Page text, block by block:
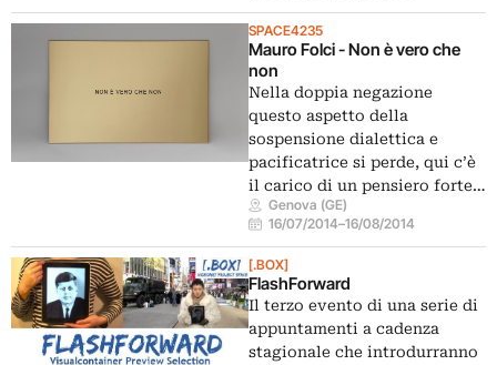
SPACE4235
Mauro Folci - Non è vero che
non
Nella doppia negazione
questo aspetto della
sospensione dialettica e
pacificatrice si perde, qui c’è
il carico di un pensiero forte…
Genova (GE)
16/07/2014–16/08/2014
[.BOX]
FlashForward
Il terzo evento di una serie di
appuntamenti a cadenza
stagionale che introdurranno